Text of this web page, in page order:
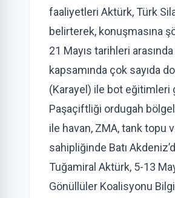
faaliyetleri Aktürk, Türk
belirterek, konuşmasına
21 Mayıs tarihleri
kapsamında çok sayıda
(Karayel) ile bot eğitimleri
Paşaçiftliği ordugah
ile havan, ZMA, tank topu
sahipliğinde Batı
Tuğamiral Aktürk, 5-13
Gönüllüler Koalisyonu